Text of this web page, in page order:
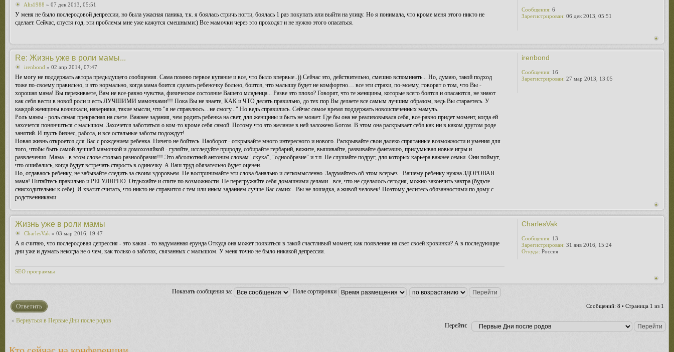
Alis1988 » 07 дек 2013, 05:51
У меня не было послеродовой депрессии, но была ужасная паника, т.к. я боялась стричь ногти, боялась 1 раз покупать или выйти на улицу. Но я понимала, что кроме меня этого никто не
сделает. Сейчас, спустя год, эти проблемы мне уже кажутся смешными:) Все мамочки через это проходят и не нужно этого опасаться.
Сообщения: 6
Зарегистрирован: 06 дек 2013, 05:51
Re: Жизнь уже в роли мамы...
irenbond » 02 апр 2014, 07:47
Не могу не поддержать автора предыдущего сообщения. Сама помню первое купание и все, что было впервые..)) Сейчас это, действительно, смешно вспоминать... Но, думаю, такой подход
тоже по-своему правильно, и это нормально, когда мама боится сделать ребеночку больно, боится, что малышу будет не комфортно… все эти страхи, по-моему, говорят о том, что Вы -
хорошая мама! Вы переживаете, Вам не все-равно чувства, физическое состояние Вашего младенца... Разве это плохо? Говорят, что те женщины, которые всего боятся и опасаются, не знают
как себя вести в новой роли и есть ЛУЧШИМИ мамочками!!! Пока Вы не знаете, КАК и ЧТО делать правильно, до тех пор Вы делаете все самым лучшим образом, ведь Вы стараетесь. У
каждой женщины возникали, наверняка, такие мысли, что "я не справлюсь....не смогу..." Но ведь справились. Сейчас самое время поддержать новоиспеченных мамуль.
Роль мамы - роль самая прекрасная на свете. Важнее задания, чем родить ребенка на свет, для женщины и быть не может. Где бы она не реализовывала себя, все-равно придет момент, когда ей
захочется понянчиться с малышом. Захочется заботиться о ком-то кроме себя самой. Потому что это желание в ней заложено Богом. В этом она раскрывает себя как ни в каком другом роде
занятий. И пусть бизнес, работа, и все остальные заботы подождут!
Новая жизнь откроется для Вас с рождением ребенка. Ничего не бойтесь. Наоборот - открывайте много интересного и нового. Раскрывайте свои далеко спрятанные возможности и умения для
того, чтобы быть самой лучшей мамочкой и домохозяйкой - гуляйте, исследуйте природу, собирайте гербарий, вяжите, вышивайте, развивайте фантазию, придумывая новые игры и
развлечения. Мама - в этом слове столько разнообразия!!! Это абсолютный антоним словам "скука", "однообразие" и т.п. Не слушайте подруг, для которых карьера важнее семьи. Они поймут,
что ошибались, когда будут встречать старость в одиночку. А Ваш труд обязательно будет оценен.
Но, отдаваясь ребенку, не забывайте следить за своим здоровьем. Не воспринимайте эти слова банально и легкомысленно. Задумайтесь об этом всерьез - Вашему ребенку нужна ЗДОРОВАЯ
мама! Питайтесь правильно и РЕГУЛЯРНО. Отдыхайте и спите по возможности. Не перегружайте себя домашними делами - все, что не сделалось сегодня, можно закончить завтра (будьте
снисходительны к себе). И хватит считать, что никто не справится с тем или иным заданием лучше Вас самих - Вы не лошадка, а живой человек! Поэтому делитесь обязанностями по дому с
родственниками.
irenbond
Сообщения: 16
Зарегистрирован: 27 мар 2013, 13:05
Жизнь уже в роли мамы
CharlesVak » 03 мар 2016, 19:47
А я считаю, что послеродовая депрессия - это какая - то надуманная ерунда Откуда она может появиться в такой счастливый момент, как появление на свет своей кровинки? А в последующие
дни уже и думать некогда не о чем, как только о заботах, связанных с малышом. У меня точно не было никакой депрессии.
SEO программы
CharlesVak
Сообщения: 13
Зарегистрирован: 31 янв 2016, 15:24
Откуда: Россия
Показать сообщения за: Поле сортировки
Ответить Сообщений: 8 • Страница 1 из 1
Вернуться в Первые Дни после родов
Перейти: